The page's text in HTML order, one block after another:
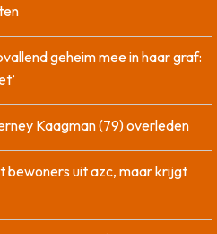
geheim mee in haar graf:
Kaagman (79) overleden
bewoners uit azc, maar krijgt